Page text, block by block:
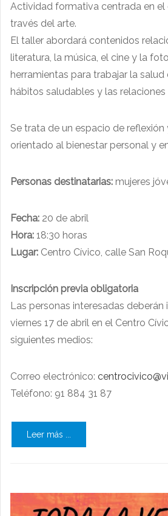
Actividad formativa centrada en el
través del arte.
El taller abordará contenidos
literatura, la música, el cine y la
herramientas para trabajar la
hábitos saludables y las relaciones
Se trata de un espacio de
orientado al bienestar personal y
Personas destinatarias: mujeres
Fecha: 20 de abril
Hora: 18:30 horas
Lugar: Centro Cívico, calle San
Inscripción previa obligatoria
Las personas interesadas deberán
viernes 17 de abril en el Centro
siguientes medios:
Correo electrónico: ​
Teléfono: 91 884 31 87
Leer más ...